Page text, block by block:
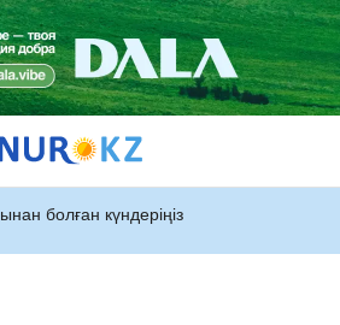
болған күндеріңіз